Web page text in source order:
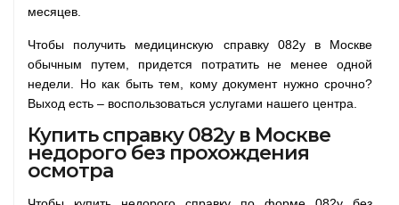
месяцев.
Чтобы получить медицинскую справку 082у в Москве
обычным путем, придется потратить не менее одной
недели. Но как быть тем, кому документ нужно срочно?
Выход есть – воспользоваться услугами нашего центра.
Купить справку 082у в Москве
недорого без прохождения
осмотра